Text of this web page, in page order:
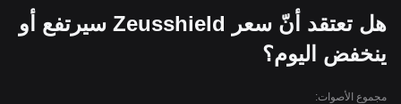
هل تعتقد أنّ سعر Zeusshield سيرتفع أو
ينخفض اليوم؟
مجموع الأصوات: